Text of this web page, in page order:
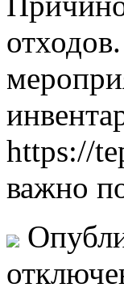
https://
важно